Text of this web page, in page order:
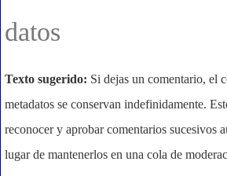
datos
Texto sugerido: Si dejas un comentario, el
metadatos se conservan indefinidamente.
reconocer y aprobar comentarios sucesivos
lugar de mantenerlos en una cola de